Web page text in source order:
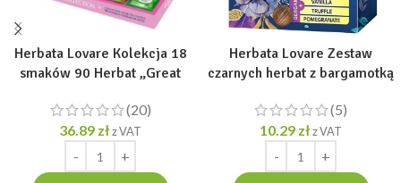
Herbata Lovare Kolekcja 18
smaków 90 Herbat „Great
2g]
(20)
36.89 złz VAT
Herbata Lovare Zestaw
czarnych herbat z bargamotką
po 2g] (5)
10.29 złz VAT